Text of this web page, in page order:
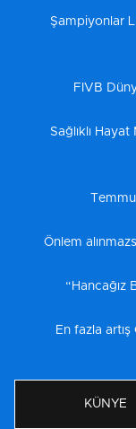
Şampiyonlar
FIVB
Sağlıklı
Önlem
“Hancağız
En fazla
KÜNYE